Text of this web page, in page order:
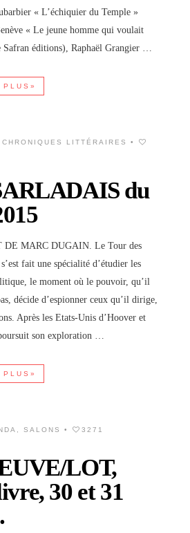
« L’échiquier du Temple »
« Le jeune homme qui voulait
éditions), Raphaël Grangier …
PLUS»
CHRONIQUES LITTÉRAIRES
•
du
MARC DUGAIN. Le Tour des
fait une spécialité d’étudier les
le moment où le pouvoir, qu’il
décide d’espionner ceux qu’il dirige,
Après les Etats-Unis d’Hoover et
son exploration …
PLUS»
SALONS • 3271
LOT,
30 et 31